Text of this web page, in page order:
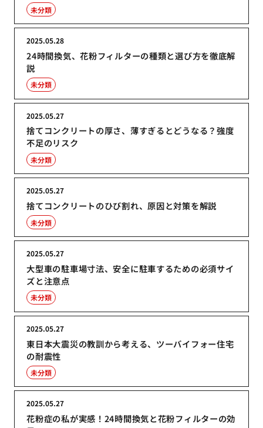
未分類
24時間換気、花粉フィルターの種類と選び方を徹底解
説
2025.05.28
未分類
捨てコンクリートの厚さ、薄すぎるとどうなる？強度
不足のリスク
2025.05.27
未分類
捨てコンクリートのひび割れ、原因と対策を解説
2025.05.27
未分類
大型車の駐車場寸法、安全に駐車するための必須サイ
ズと注意点
2025.05.27
未分類
東日本大震災の教訓から考える、ツーバイフォー住宅
の耐震性
2025.05.27
未分類
花粉症の私が実感！24時間換気と花粉フィルターの効
2025.05.27